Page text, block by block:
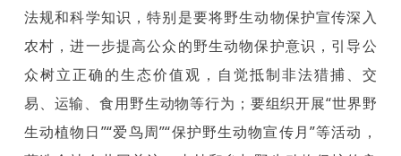
法规和科学知识，特别是要将野生动物保护宣传深入
农村，进一步提高公众的野生动物保护意识，引导公
众树立正确的生态价值观，自觉抵制非法猎捕、交
易、运输、食用野生动物等行为；要组织开展“世界野
生动植物日”“爱鸟周”“保护野生动物宣传月”等活动，